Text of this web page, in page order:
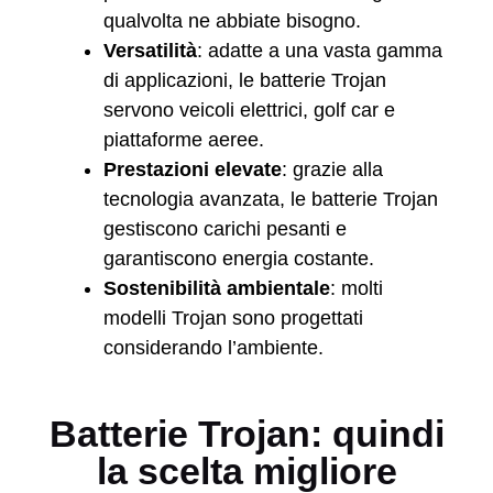
qualvolta ne abbiate bisogno.
Versatilità: adatte a una vasta gamma
di applicazioni, le batterie Trojan
servono veicoli elettrici, golf car e
piattaforme aeree.
Prestazioni elevate: grazie alla
tecnologia avanzata, le batterie Trojan
gestiscono carichi pesanti e
garantiscono energia costante.
Sostenibilità ambientale: molti
modelli Trojan sono progettati
considerando l’ambiente.
Batterie Trojan: quindi
la scelta migliore